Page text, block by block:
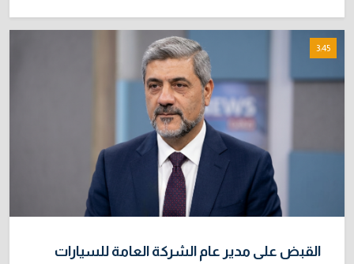
3:45
القبض على مدير عام الشركة العامة للسيارات